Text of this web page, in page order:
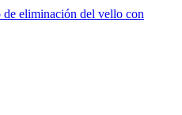
de eliminación del vello con